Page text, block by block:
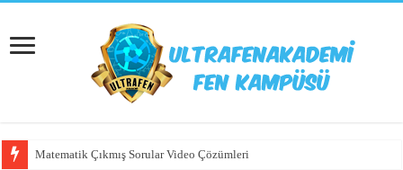
Matematik Çıkmış Sorular Video Çözümleri